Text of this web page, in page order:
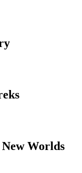
Worlds